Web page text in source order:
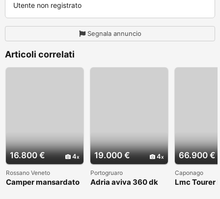
Utente non registrato
Segnala annuncio
Articoli correlati
16.800 € 4
Rossano Veneto
Camper mansardato
19.000 € 4
Portogruaro
Adria aviva 360 dk
66.900 €
Caponago
Lmc Tourer